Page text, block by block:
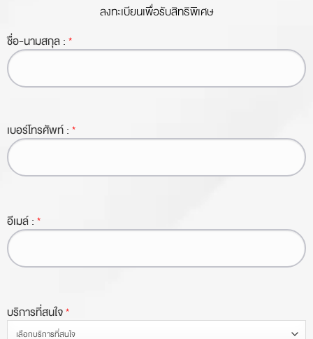
ลงทะเบียนเพื่อรับสิทธิพิเศษ
ชื่อ-นามสกุล :*
เบอร์โทรศัพท์ :*
อีเมล์ :*
บริการที่สนใจ*